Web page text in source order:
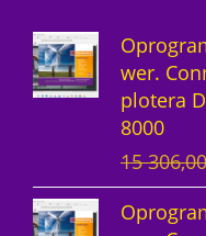
t
w
wer.
plotera
8000
15